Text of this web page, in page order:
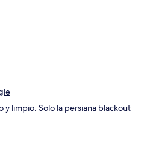
limpio. Solo la persiana blackout